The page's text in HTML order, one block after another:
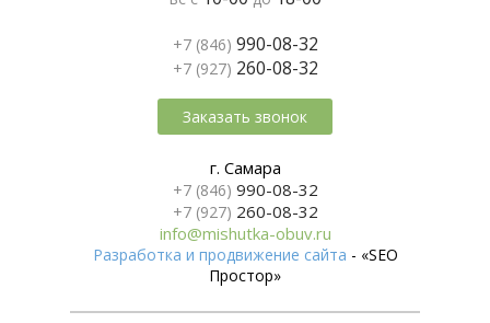
+7 (846) 990-08-32
+7 (927) 260-08-32
Заказать звонок
г. Самара
+7 (846) 990-08-32
+7 (927) 260-08-32
info@mishutka-obuv.ru
Разработка и продвижение сайта - «SEO
Простор»